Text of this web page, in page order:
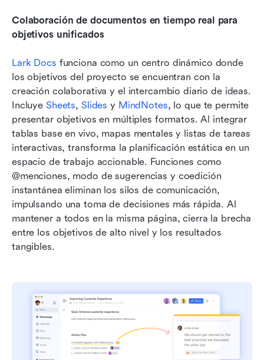
Colaboración de documentos en tiempo real para
objetivos unificados
Lark Docs funciona como un centro dinámico donde
los objetivos del proyecto se encuentran con la
creación colaborativa y el intercambio diario de ideas.
Incluye Sheets, Slides y MindNotes, lo que te permite
presentar objetivos en múltiples formatos. Al integrar
tablas base en vivo, mapas mentales y listas de tareas
interactivas, transforma la planificación estática en un
espacio de trabajo accionable. Funciones como
@menciones, modo de sugerencias y coedición
instantánea eliminan los silos de comunicación,
impulsando una toma de decisiones más rápida. Al
mantener a todos en la misma página, cierra la brecha
entre los objetivos de alto nivel y los resultados
tangibles.